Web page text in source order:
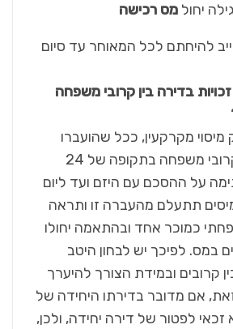
יחול מס רכישה
להיחתם לכל המאוחר עד סיום
בדירה בין קרובי משפחה
מיסוי מקרקעין, ככל שהועברו
זכויות בדירה בין קרובי משפחה בתקופה של 24
על ההסכם עם היזם ועד ליום
תתעלם מהעברה זו ותראה
כמוכר אחד ובהתאמה יחולו
במס. לפיכך יש לבחון היטב
קרובים ובמידת הצורך להיערך
זאת, אם מדובר בדירתו היחידה של
זכאי לפטור של דירה יחידה, ולכן,